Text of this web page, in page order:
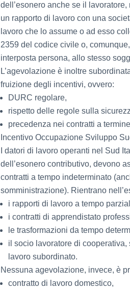
dell’esonero anche se il
un rapporto di lavoro con una
lavoro che lo assume o ad esso
2359 del codice civile o,
interposta persona, allo stesso
L’agevolazione è inoltre
fruizione degli incentivi, ovvero:
DURC regolare,
rispetto delle regole sulla
precedenza nei contratti a
Incentivo Occupazione Sviluppo
I datori di lavoro operanti nel Sud
dell’esonero contributivo, devono
contratti a tempo indeterminato
somministrazione). Rientrano
i rapporti di lavoro a tempo
i contratti di apprendistato
le trasformazioni da tempo
il socio lavoratore di cooperativa,
lavoro subordinato.
Nessuna agevolazione, invece, è
contratto di lavoro domestico,